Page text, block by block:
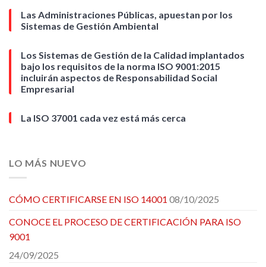
Las Administraciones Públicas, apuestan por los
Sistemas de Gestión Ambiental
Los Sistemas de Gestión de la Calidad implantados
bajo los requisitos de la norma ISO 9001:2015
incluirán aspectos de Responsabilidad Social
Empresarial
La ISO 37001 cada vez está más cerca
LO MÁS NUEVO
CÓMO CERTIFICARSE EN ISO 14001 08/10/2025
CONOCE EL PROCESO DE CERTIFICACIÓN PARA ISO
9001
24/09/2025